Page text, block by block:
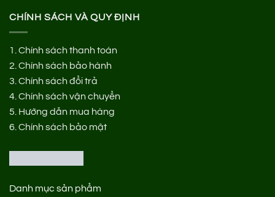
CHÍNH SÁCH VÀ QUY ĐỊNH
1. Chính sách thanh toán
2. Chính sách bảo hành
3. Chính sách đổi trả
4. Chính sách vận chuyển
5. Hướng dẫn mua hàng
6. Chính sách bảo mật
Danh mục sản phẩm